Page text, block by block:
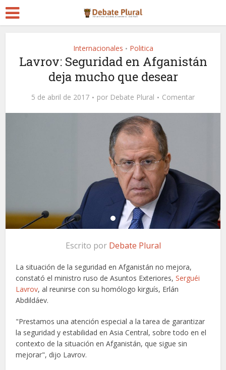
Internacionales • Politica
Lavrov: Seguridad en Afganistán
deja mucho que desear
5 de abril de 2017 por Debate Plural Comentar
Escrito por Debate Plural
La situación de la seguridad en Afganistán no mejora,
constató el ministro ruso de Asuntos Exteriores,Serguéi
Lavrov, al reunirse con su homólogo kirguís, Erlán
Abdildáev.
"Prestamos una atención especial a la tarea de garantizar
la seguridad y estabilidad en Asia Central, sobre todo en el
contexto de la situación en Afganistán, que sigue sin
mejorar", dijo Lavrov.